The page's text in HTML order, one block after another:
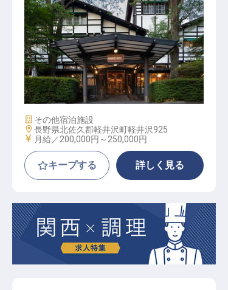
フロント│賞与実績4カ月分／月5千
円～社宅
施設業態
その他宿泊施設
勤務地
長野県北佐久郡軽井沢町軽井沢925
給与
月給／200,000円～ 250,000円
キープする 詳しく見る